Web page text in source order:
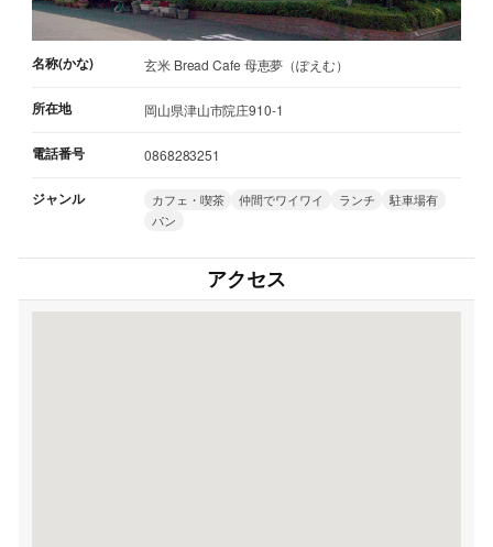
名称(かな) 玄米 Bread Cafe 母恵夢（ぽえむ）
所在地 岡山県津山市院庄910-1
電話番号 0868283251
ジャンル カフェ・喫茶 仲間でワイワイ ランチ
駐車場有
パン
アクセス